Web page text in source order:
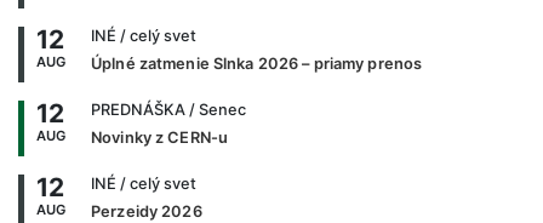
12
AUG
INÉ / celý svet
Úplné zatmenie Slnka 2026 – priamy prenos
12
AUG
PREDNÁŠKA / Senec
Novinky z CERN-u
12
AUG
INÉ / celý svet
Perzeidy 2026